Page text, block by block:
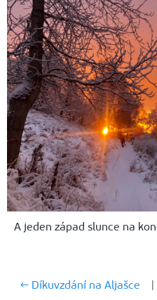
A jeden západ slunce na
← Díkuvzdání na Aljašce